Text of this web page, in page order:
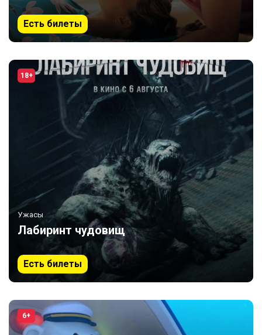
Есть билеты
18+
Ужасы
Лабиринт чудовищ
Есть билеты
6+